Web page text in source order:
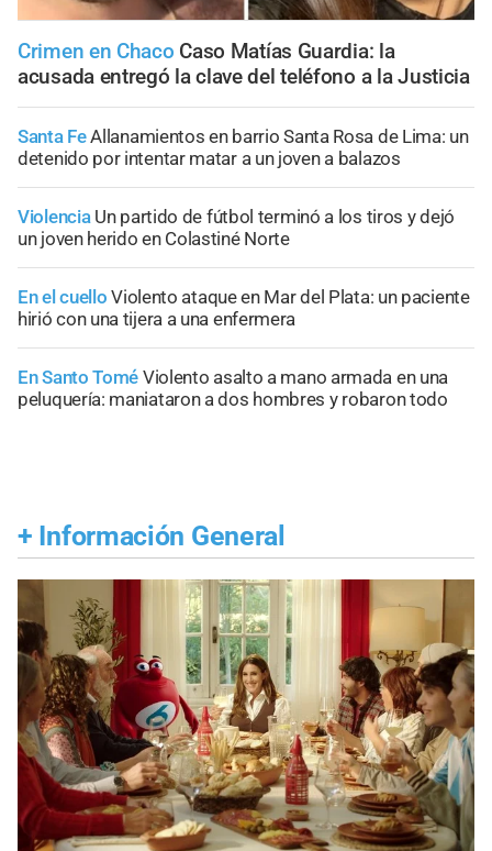
Crimen en Chaco Caso Matías Guardia: la
acusada entregó la clave del teléfono a la Justicia
Santa FeAllanamientos en barrio Santa Rosa de Lima: un
detenido por intentar matar a un joven a balazos
Violencia Un partido de fútbol terminó a los tiros y dejó
un joven herido en Colastiné Norte
En el cuello Violento ataque en Mar del Plata: un paciente
hirió con una tijera a una enfermera
En Santo Tomé Violento asalto a mano armada en una
peluquería: maniataron a dos hombres y robaron todo
+ Información General